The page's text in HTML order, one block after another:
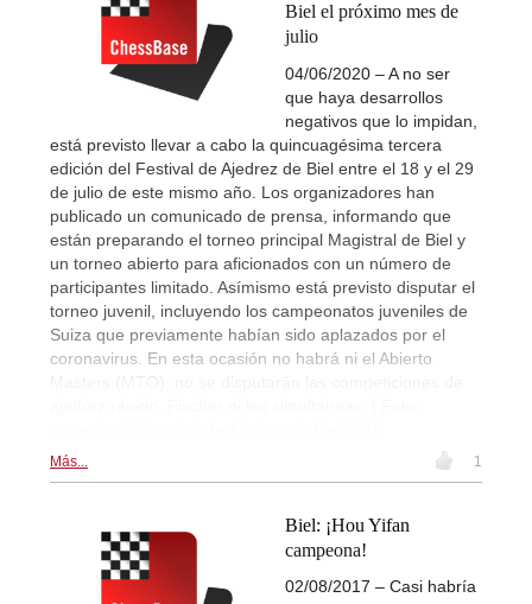
Biel el próximo mes de
julio
04/06/2020 – A no ser
que haya desarrollos
negativos que lo impidan,
está previsto llevar a cabo la quincuagésima tercera
edición del Festival de Ajedrez de Biel entre el 18 y el 29
de julio de este mismo año. Los organizadores han
publicado un comunicado de prensa, informando que
están preparando el torneo principal Magistral de Biel y
un torneo abierto para aficionados con un número de
participantes limitado. Asímismo está previsto disputar el
torneo juvenil, incluyendo los campeonatos juveniles de
Suiza que previamente habían sido aplazados por el
coronavirus. En esta ocasión no habrá ni el Abierto
Más... 1
Biel: ¡Hou Yifan
campeona!
02/08/2017 – Casi habría